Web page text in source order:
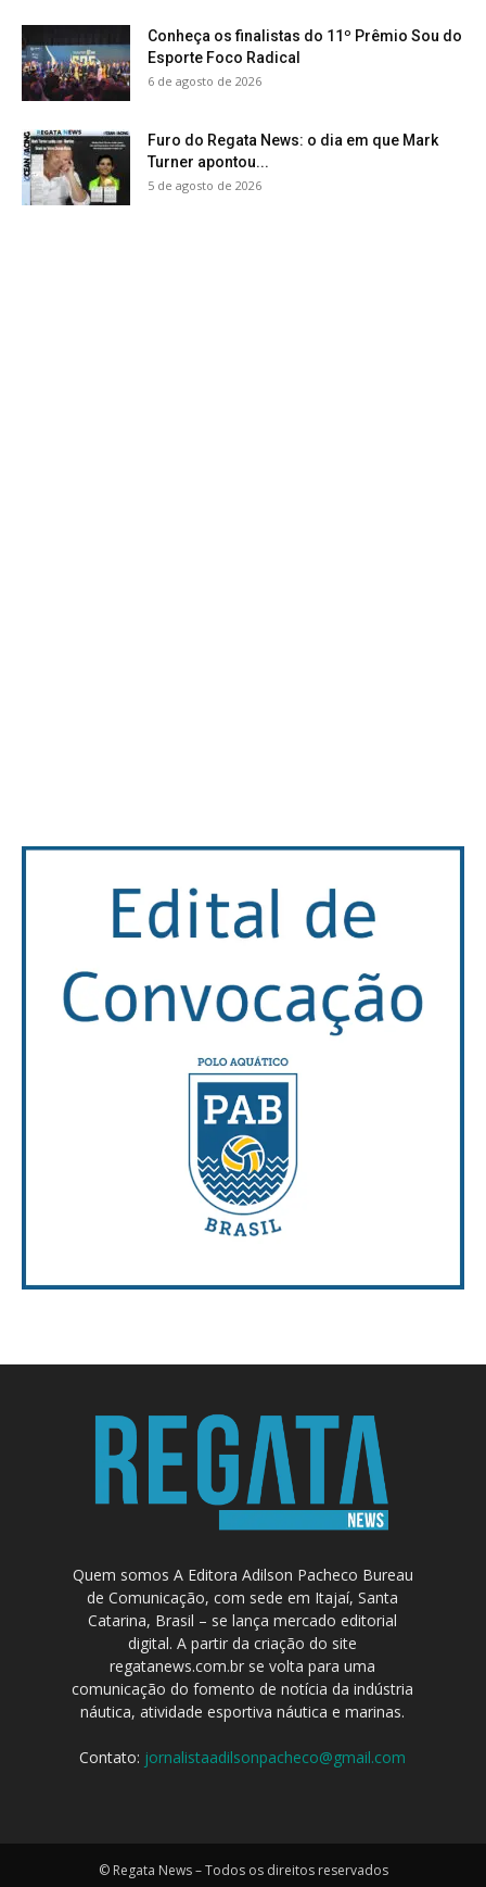
Conheça os finalistas do 11º Prêmio Sou do
Esporte Foco Radical
6 de agosto de 2026
Furo do Regata News: o dia em que Mark
Turner apontou...
5 de agosto de 2026
Quem somos A Editora Adilson Pacheco Bureau
de Comunicação, com sede em Itajaí, Santa
Catarina, Brasil – se lança mercado editorial
digital. A partir da criação do site
regatanews.com.br se volta para uma
comunicação do fomento de notícia da indústria
náutica, atividade esportiva náutica e marinas.
Contato: jornalistaadilsonpacheco@gmail.com
© Regata News – Todos os direitos reservados